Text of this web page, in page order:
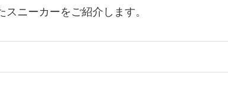
ニーカーをご紹介します。